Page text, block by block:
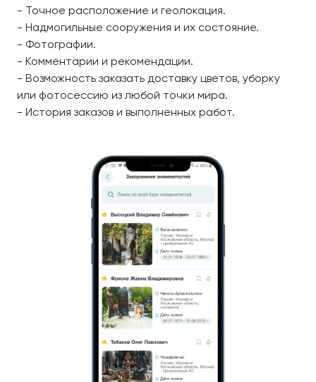
- Точное расположение и геолокация.
- Надмогильные сооружения и их состояние.
- Фотографии.
- Комментарии и рекомендации.
- Возможность заказать доставку цветов, уборку
или фотосессию из любой точки мира.
- История заказов и выполненных работ.